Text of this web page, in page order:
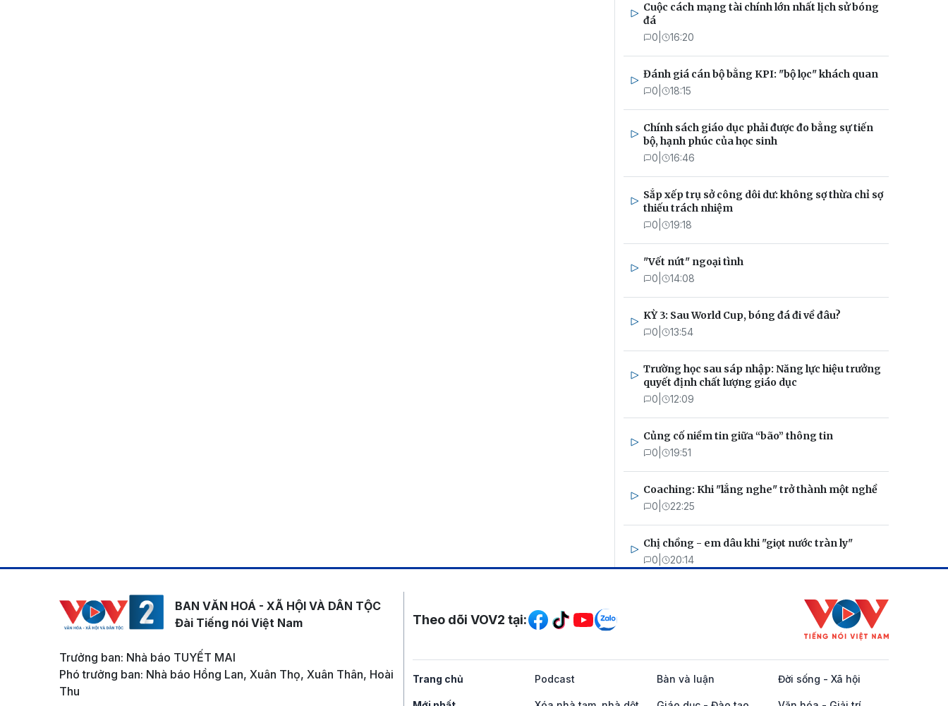
Cuộc cách mạng tài chính lớn nhất lịch sử bóng
đá
0 16:20
Đánh giá cán bộ bằng KPI: "bộ lọc" khách quan
0 18:15
Chính sách giáo dục phải được đo bằng sự tiến
bộ, hạnh phúc của học sinh
0 16:46
Sắp xếp trụ sở công dôi dư: không sợ thừa chỉ sợ
thiếu trách nhiệm
0 19:18
"Vết nứt" ngoại tình
0 14:08
KỲ 3: Sau World Cup, bóng đá đi về đâu?
0 13:54
Trường học sau sáp nhập: Năng lực hiệu trưởng
quyết định chất lượng giáo dục
0 12:09
Củng cố niềm tin giữa “bão” thông tin
0 19:51
Coaching: Khi "lắng nghe" trở thành một nghề
0 22:25
Chị chồng - em dâu khi "giọt nước tràn ly"
0 20:14
BAN VĂN HOÁ - XÃ HỘI VÀ DÂN TỘC
Đài Tiếng nói Việt Nam
Trưởng ban: Nhà báo TUYẾT MAI
Phó trưởng ban: Nhà báo Hồng Lan, Xuân Thọ, Xuân Thân, Hoài
Thu
Mạng xã hội
Theo dõi VOV2 tại:
Trang chủ Podcast Bàn và luận Đời sống - Xã hội